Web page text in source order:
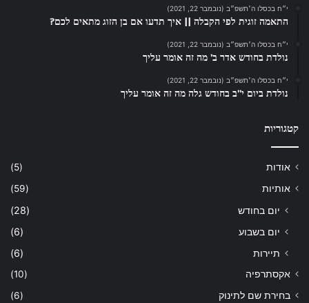
י״ח בכסלו ה׳תשפ״ב (נובמבר 22, 2021)
התאמה זוגית לפי הקבלה || איך תדעו אם בן הזוג מתאים לכם?
י״ח בכסלו ה׳תשפ״ב (נובמבר 22, 2021)
נולדת בחודש אדר ב’ מה זה אומר עליך
י״ח בכסלו ה׳תשפ״ב (נובמבר 22, 2021)
נולדת ביום י”ב בחודש גלה מה זה אומר עליך
קטגוריות
אודות
(5)
אותיות
(59)
יום בחודש
(28)
יום בשבוע
(6)
תיירות
(6)
אקסתרפיה
(10)
בחירת שם לתינוק
(6)